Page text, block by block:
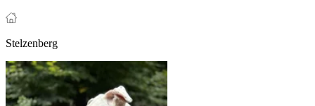
Stelzenberg